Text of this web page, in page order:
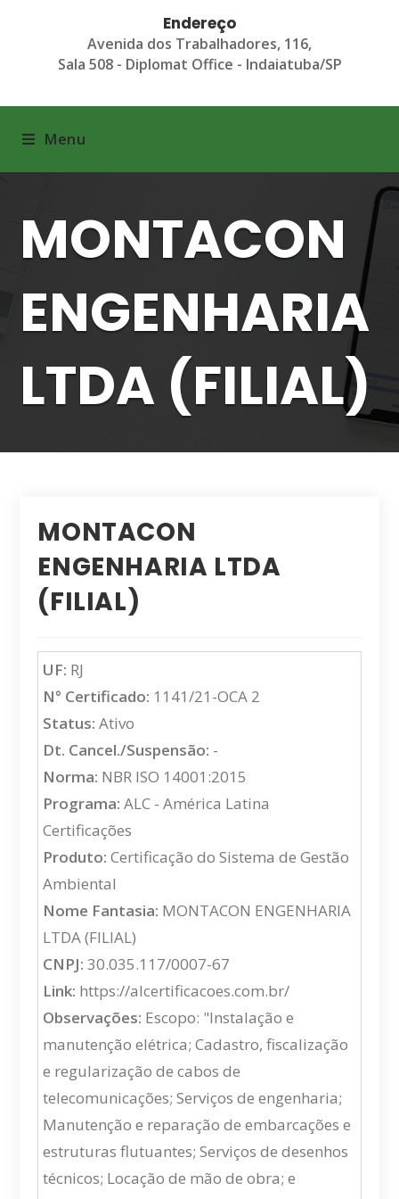
Endereço
Avenida dos Trabalhadores, 116,
Sala 508 - Diplomat Office - Indaiatuba/SP
Menu
MONTACON
ENGENHARIA
LTDA (FILIAL)
MONTACON
ENGENHARIA LTDA
(FILIAL)
UF: RJ
N° Certificado: 1141/21-OCA 2
Status: Ativo
Dt. Cancel./Suspensão: -
Norma: NBR ISO 14001:2015
Programa: ALC - América Latina
Certificações
Produto: Certificação do Sistema de Gestão
Ambiental
Nome Fantasia: MONTACON ENGENHARIA
LTDA (FILIAL)
CNPJ: 30.035.117/0007-67
Link: https://alcertificacoes.com.br/
Observações: Escopo: "Instalação e
manutenção elétrica; Cadastro, fiscalização
e regularização de cabos de
telecomunicações; Serviços de engenharia;
Manutenção e reparação de embarcações e
estruturas flutuantes; Serviços de desenhos
técnicos; Locação de mão de obra; e